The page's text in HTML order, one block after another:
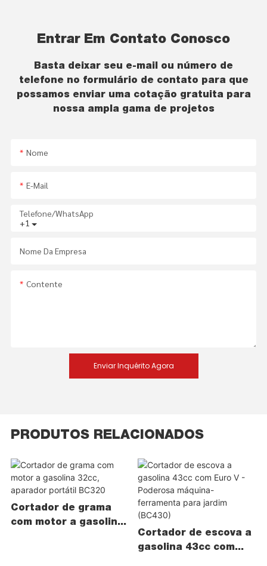
Entrar Em Contato Conosco
Basta deixar seu e-mail ou número de
telefone no formulário de contato para que
possamos enviar uma cotação gratuita para
nossa ampla gama de projetos
Nome
E-Mail
+1
Telefone/WhatsApp
Nome Da Empresa
Contente
Enviar Inquérito Agora
PRODUTOS RELACIONADOS
Cortador de grama
com motor a gasolina
Cortador de escova a
gasolina 43cc com